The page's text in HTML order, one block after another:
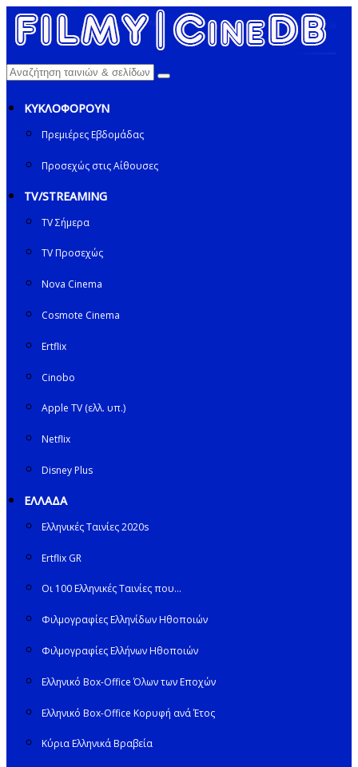
ΚΥΚΛΟΦΟΡΟΥΝ
Πρεμιέρες Εβδομάδας
Προσεχώς στις Αίθουσες
TV/STREAMING
TV Σήμερα
TV Προσεχώς
Nova Cinema
Cosmote Cinema
Ertflix
Cinobo
Apple TV (ελλ. υπ.)
Netflix
Disney Plus
ΕΛΛΑΔΑ
Ελληνικές Ταινίες 2020s
Ertflix GR
Οι 100 Ελληνικές Ταινίες που…
Φιλμογραφίες Ελληνίδων Ηθοποιών
Φιλμογραφίες Ελλήνων Ηθοποιών
Ελληνικό Box-Office Όλων των Εποχών
Ελληνικό Box-Office Κορυφή ανά Έτος
Κύρια Ελληνικά Βραβεία